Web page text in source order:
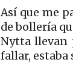
Así que me
de bollería
Nytta llevan
fallar, estaba